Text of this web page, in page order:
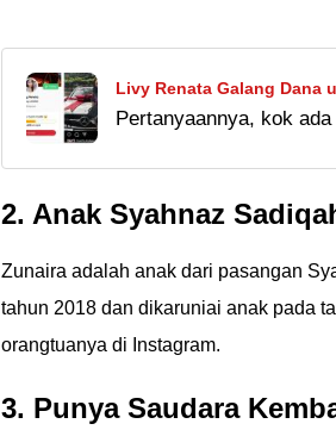
Livy Renata Galang Dana
Netizen: Ketika Si Miskin
Pertanyaannya, kok
2. Anak Syahnaz
Zunaira adalah anak dari pasangan
tahun 2018 dan dikaruniai anak pada
orangtuanya di Instagram.
3. Punya Saudara